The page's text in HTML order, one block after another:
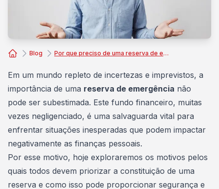
Blog Por que preciso de uma reserva de emergência?
Em um mundo repleto de incertezas e imprevistos, a
importância de uma reserva de emergência não
pode ser subestimada. Este fundo financeiro, muitas
vezes negligenciado, é uma salvaguarda vital para
enfrentar situações inesperadas que podem impactar
negativamente as finanças pessoais.
Por esse motivo, hoje exploraremos os motivos pelos
quais todos devem priorizar a constituição de uma
reserva e como isso pode proporcionar segurança e